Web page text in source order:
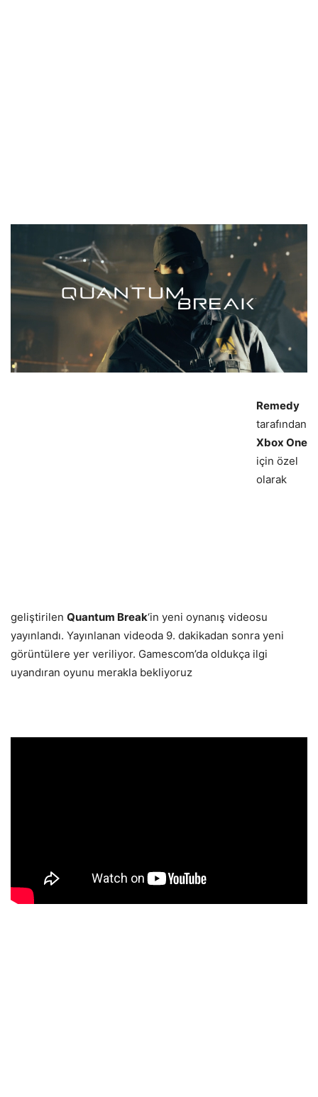
Remedy
tarafından
Xbox One
için özel
olarak
geliştirilen Quantum Break‘in yeni oynanış videosu
yayınlandı. Yayınlanan videoda 9. dakikadan sonra yeni
görüntülere yer veriliyor. Gamescom’da oldukça ilgi
uyandıran oyunu merakla bekliyoruz